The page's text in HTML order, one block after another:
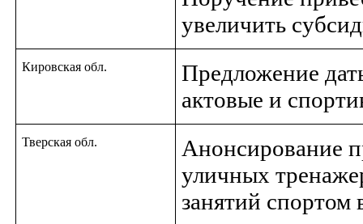
увеличить
Кировская обл.
Предложение
актовые и
Тверская обл.
Анонсирование
уличных
занятий спортом